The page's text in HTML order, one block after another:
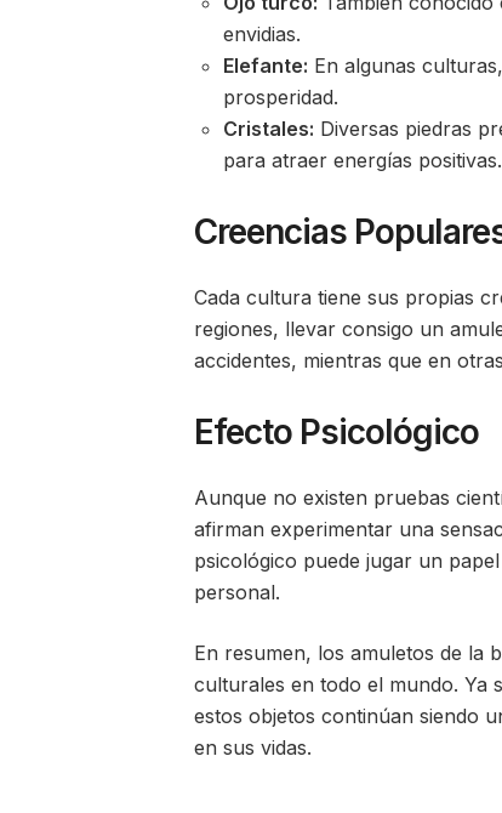
envidias.
Elefante: En algunas
prosperidad.
Cristales: Diversas piedras
para atraer energías positivas.
Creencias
Cada cultura tiene sus propias
regiones, llevar consigo un
accidentes, mientras que en
Efecto Psicológico
Aunque no existen pruebas
afirman experimentar una
psicológico puede jugar un
personal.
En resumen, los amuletos de la
culturales en todo el mundo. Ya
estos objetos continúan siendo
en sus vidas.